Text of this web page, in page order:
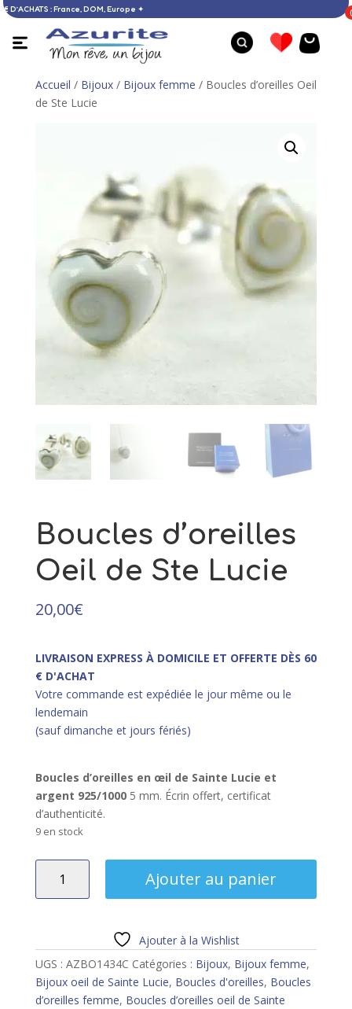
60 € D’ACHATS : France, DOM, Europe ✦
Accueil / Bijoux/ Bijoux femme / Boucles d’oreilles Oeil
de Ste Lucie
Boucles d’oreilles
Oeil de Ste Lucie
20,00€
LIVRAISON EXPRESS À DOMICILE ET OFFERTE DÈS 60
€ D'ACHAT
Votre commande est expédiée le jour même ou le
lendemain
(sauf dimanche et jours fériés)
Boucles d’oreilles en œil de Sainte Lucie et
argent 925/1000 5 mm. Écrin offert, certificat
d’authenticité.
9 en stock
de
Ste
Lucie
Ajouter au panier
Ajouter à la Wishlist
UGS : AZBO1434C Catégories : Bijoux, Bijoux femme,
Bijoux oeil de Sainte Lucie, Boucles d'oreilles, Boucles
d’oreilles femme, Boucles d’oreilles oeil de Sainte
Boucles d’oreilles
améthyste